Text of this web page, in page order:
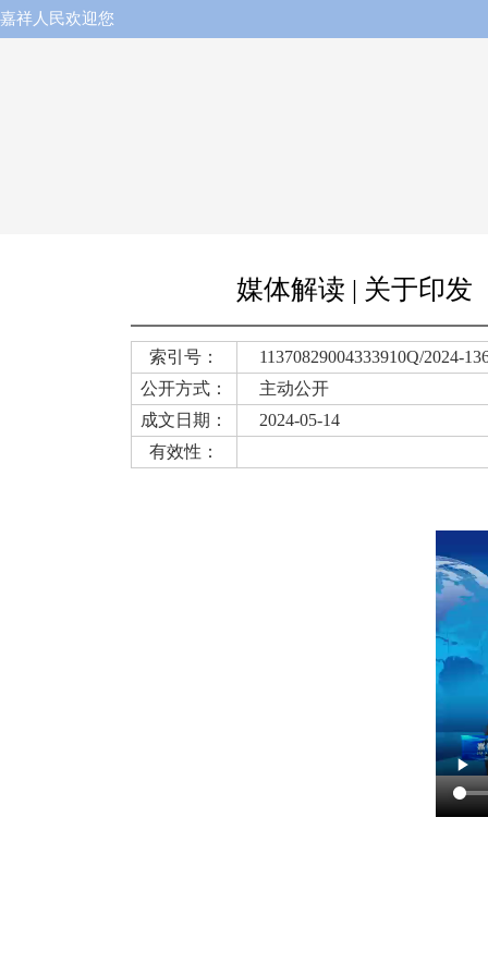
嘉祥人民欢迎您
媒体解读 | 关于印发
索引号：
11370829004333910Q/2024-
公开方式：
主动公开
成文日期：
2024-05-14
有效性：